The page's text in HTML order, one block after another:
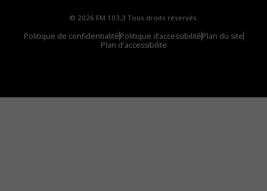
© 2026 FM 103,3 Tous droits réservés.
Politique de confidentialitéPolitique d’accessibilitéPlan du site
Plan d'accessibilite